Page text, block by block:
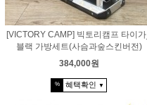
[VICTORY CAMP] 빅토리캠프 타이가_
블랙 가방세트(사슴과숲스킨버전)
384,000원
% 혜택확인 ▼